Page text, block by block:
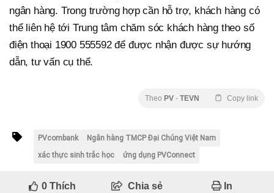
ngân hàng. Trong trường hợp cần hỗ trợ, khách hàng có
thể liên hệ tới Trung tâm chăm sóc khách hàng theo số
điện thoại 1900 555592 để được nhận được sự hướng
dẫn, tư vấn cụ thể.
Theo PV - TEVN Copy link
PVcombank
Ngân hàng TMCP Đại Chúng Việt Nam
xác thực sinh trắc học
ứng dụng PVConnect
0Thích Chia sẻ In